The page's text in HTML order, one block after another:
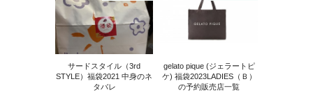
サードスタイル（3rd
STYLE）福袋2021 中身のネ
タバレ
gelato pique (ジェラートピ
ケ) 福袋2023LADIES（Ｂ）
の予約販売店一覧